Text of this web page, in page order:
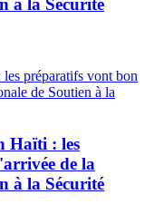
à la Sécurité
Haïti : les
de la
à la Sécurité